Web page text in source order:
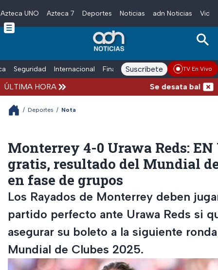
Skip to main content
Azteca UNO Azteca 7 Deportes Noticias adn Noticias
Seguridad Internacional Finanzas adn Noticias Radio
Suscríbete TV En Vivo
ÚLTIMA HORA Se desata balacera
/ Deportes / Nota
Monterrey 4-0 Urawa Reds:
gratis, resultado del Mundial
en fase de grupos
Los Rayados de Monterrey deben
partido perfecto ante Urawa Reds si
asegurar su boleto a la siguiente
Mundial de Clubes 2025.